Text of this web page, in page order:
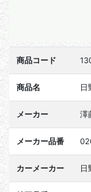
商品コード
商品名
メーカー 澤
メーカー品番
カーメーカー 日